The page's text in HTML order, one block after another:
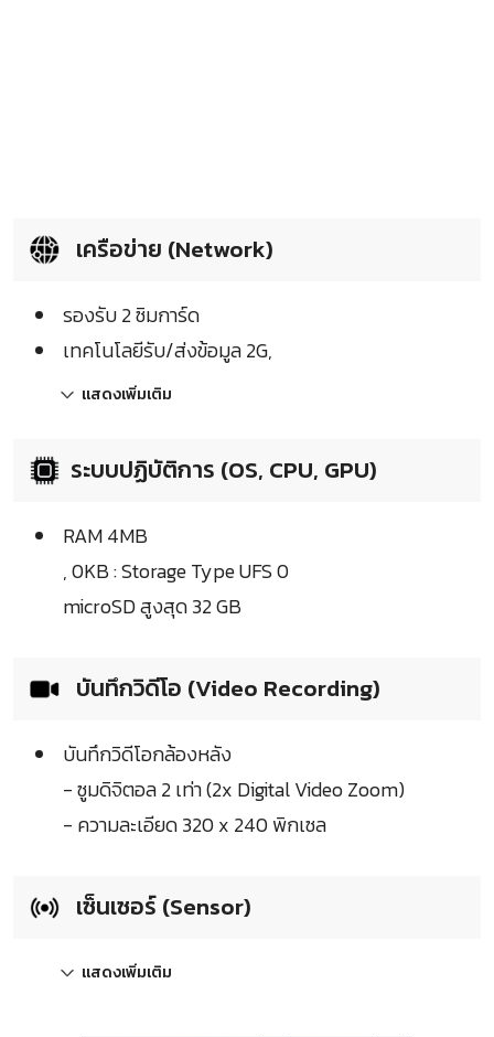
เครือข่าย (Network)
รองรับ 2 ซิมการ์ด
เทคโนโลยีรับ/ส่งข้อมูล 2G,
แสดงเพิ่มเติม
ระบบปฏิบัติการ (OS, CPU, GPU)
RAM 4MB
, 0KB : Storage Type UFS 0
microSD สูงสุด 32 GB
บันทึกวิดีโอ (Video Recording)
บันทึกวิดีโอกล้องหลัง
- ซูมดิจิตอล 2 เท่า (2x Digital Video Zoom)
- ความละเอียด 320 x 240 พิกเซล
เซ็นเซอร์ (Sensor)
แสดงเพิ่มเติม